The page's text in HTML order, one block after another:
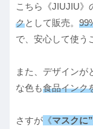
こちら《JIUJIU》
クとして販売。
で、安心して使う
また、デザインが
な色も食品インク
さすが 《マスクに